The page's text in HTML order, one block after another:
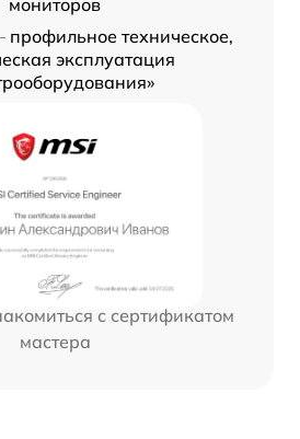
профильное техническое,
эксплуатация
с сертификатом
мастера